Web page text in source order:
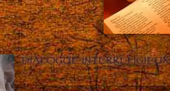
DIALOGUE INTERRELIGIEUX